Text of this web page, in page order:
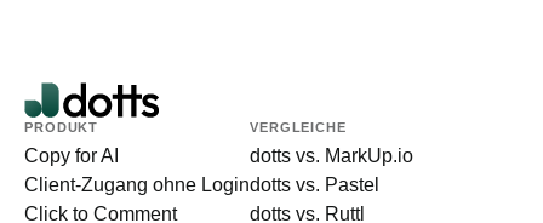
PRODUKT
Copy for AI
Client-Zugang ohne Login
Click to Comment
VERGLEICHE
dotts vs. MarkUp.io
dotts vs. Pastel
dotts vs. Ruttl